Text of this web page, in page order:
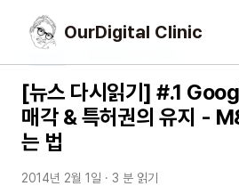
OurDigital Clinic
[뉴스 다시읽기] #.1
매각 & 특허권의 유지 -
는 법
2014년 2월 1일 · 3 분 읽기